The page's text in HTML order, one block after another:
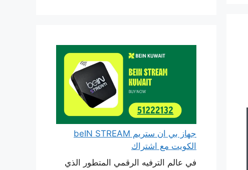
جهاز بي ان ستريم beIN STREAM
الكويت مع اشتراك
في عالم الترفيه الرقمي المتطور الذي